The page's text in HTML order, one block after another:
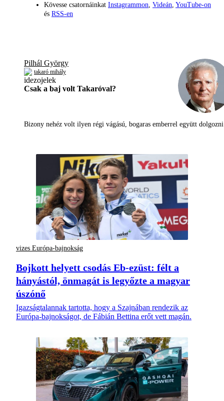
Kövesse csatornáinkat Instagrammon Videán YouTube-on
és RSS-en
Pilhál György
takaró mihály
Csak a baj volt Takaróval?
Bizony nehéz volt ilyen régi vágású, bogaras emberrel együtt
vizes Európa-bajnokság
Bojkott helyett csodás Eb-ezüst: félt a
hányástól, önmagát is legyőzte a magyar
úszónő
Igazságtalannak tartotta, hogy a Szajnában rendezik az
Európa-bajnokságot, de Fábián Bettina erőt vett magán.